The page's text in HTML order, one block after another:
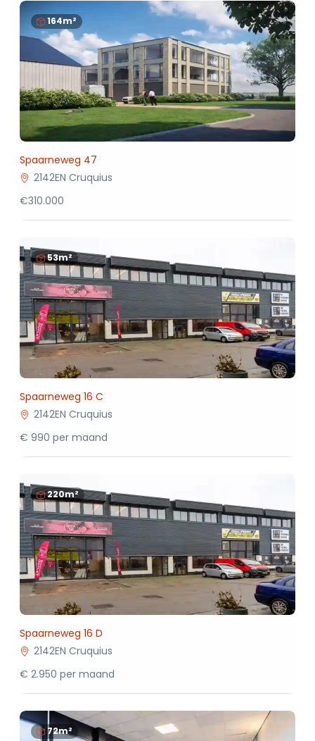
164m²
Spaarneweg 47
2142EN Cruquius
€310.000
53m²
Spaarneweg 16 C
2142EN Cruquius
€ 990 per maand
220m²
Spaarneweg 16 D
2142EN Cruquius
€ 2.950 per maand
72m²